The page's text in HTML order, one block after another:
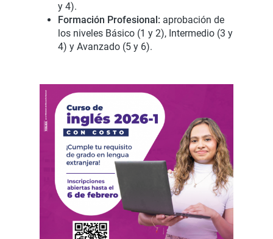
y 4).
Formación Profesional: aprobación de
los niveles Básico (1 y 2), Intermedio (3 y
4) y Avanzado (5 y 6).